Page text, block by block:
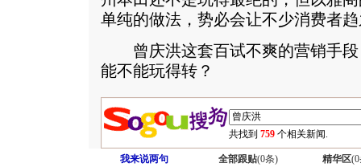
单纯的做法，势必会让不少消费者
曾庆洪这套百试不爽的营销手段
能不能玩得转？
共找到 759 个相关新闻.
我来说两句 全部跟贴(0条) 精华区(0